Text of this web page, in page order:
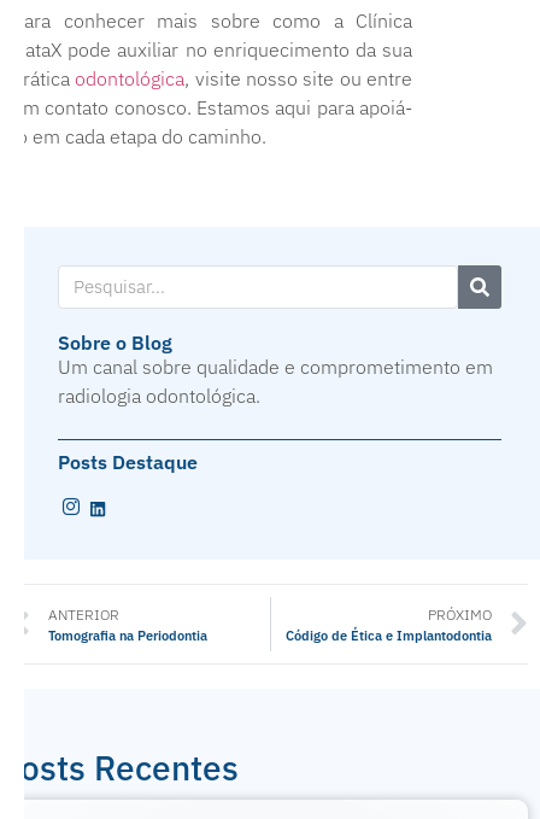
Para conhecer mais sobre como a Clínica
DataX pode auxiliar no enriquecimento da sua
práticaodontológica, visite nosso site ou entre
em contato conosco. Estamos aqui para apoiá-
lo em cada etapa do caminho.
Sobre o Blog
Um canal sobre qualidade e comprometimento em
radiologia odontológica.
Posts Destaque
ANTERIOR
Tomografia na Periodontia
PRÓXIMO
Código de Ética e Implantodontia
Posts Recentes